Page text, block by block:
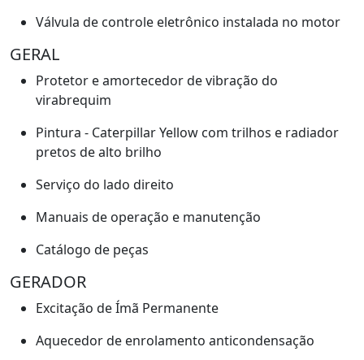
Válvula de controle eletrônico instalada no motor
GERAL
Protetor e amortecedor de vibração do
virabrequim
Pintura - Caterpillar Yellow com trilhos e radiador
pretos de alto brilho
Serviço do lado direito
Manuais de operação e manutenção
Catálogo de peças
GERADOR
Excitação de Ímã Permanente
Aquecedor de enrolamento anticondensação